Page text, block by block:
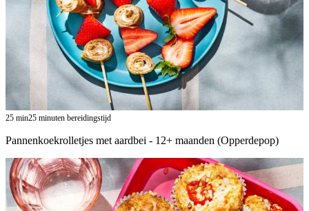
25 min25 minuten bereidingstijd
Pannenkoekrolletjes met aardbei - 12+ maanden (Opperdepop)